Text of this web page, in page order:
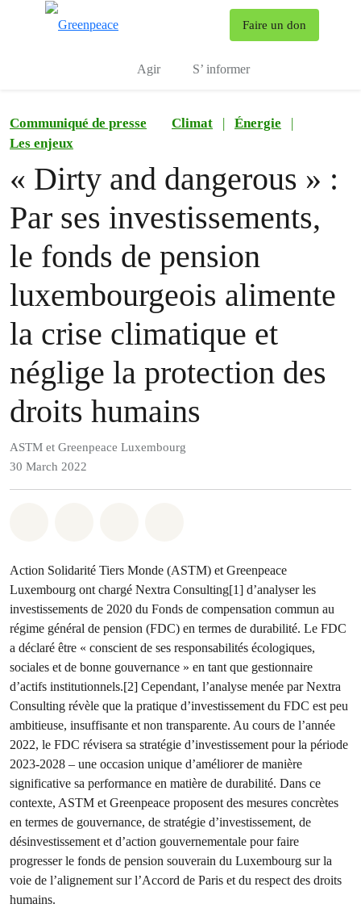
Faire un don
Agir S’ informer
Communiqué de presse Climat | Énergie
|
Les enjeux
« Dirty and dangerous » :
Par ses investissements,
le fonds de pension
luxembourgeois alimente
la crise climatique et
néglige la protection des
droits humains
ASTM et Greenpeace Luxembourg
30 March 2022
Action Solidarité Tiers Monde (ASTM) et Greenpeace
Luxembourg ont chargé Nextra Consulting[1] d’analyser les
investissements de 2020 du Fonds de compensation commun au
régime général de pension (FDC) en termes de durabilité. Le FDC
a déclaré être « conscient de ses responsabilités écologiques,
sociales et de bonne gouvernance » en tant que gestionnaire
d’actifs institutionnels.[2] Cependant, l’analyse menée par Nextra
Consulting révèle que la pratique d’investissement du FDC est peu
ambitieuse, insuffisante et non transparente. Au cours de l’année
2022, le FDC révisera sa stratégie d’investissement pour la période
2023-2028 – une occasion unique d’améliorer de manière
significative sa performance en matière de durabilité. Dans ce
contexte, ASTM et Greenpeace proposent des mesures concrètes
en termes de gouvernance, de stratégie d’investissement, de
désinvestissement et d’action gouvernementale pour faire
progresser le fonds de pension souverain du Luxembourg sur la
voie de l’alignement sur l’Accord de Paris et du respect des droits
humains.